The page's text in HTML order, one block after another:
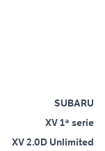
SUBARU
XV 1ª serie
XV 2.0D Unlimited